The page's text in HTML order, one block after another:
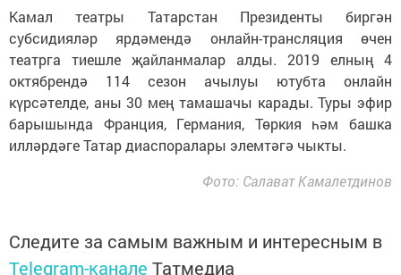
Камал театры Татарстан Президенты биргән
субсидияләр ярдәмендә онлайн-трансляция өчен
театрга тиешле җайланмалар алды. 2019 елның 4
октябрендә 114 сезон ачылуы ютубта онлайн
күрсәтелде, аны 30 мең тамашачы карады. Туры эфир
барышында Франция, Германия, Төркия һәм башка
илләрдәге Татар диаспоралары элемтәгә чыкты.
Фото: Салават Камалетдинов
Следите за самым важным и интересным в
Telegram-канале Татмедиа